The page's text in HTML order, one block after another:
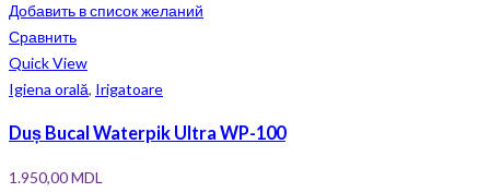
Добавить в список желаний
Сравнить
Quick View
Igiena orală, Irigatoare
Duș Bucal Waterpik Ultra WP-100
1.950,00MDL